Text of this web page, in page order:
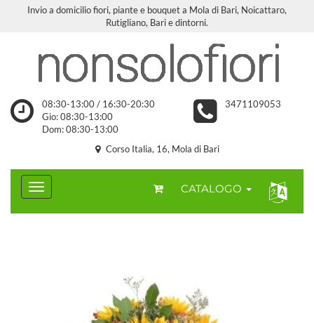
Invio a domicilio fiori, piante e bouquet a Mola di Bari, Noicattaro,
Rutigliano, Bari e dintorni.
08:30-13:00 / 16:30-20:30
Gio: 08:30-13:00
Dom: 08:30-13:00
3471109053
Corso Italia, 16, Mola di Bari
CATALOGO